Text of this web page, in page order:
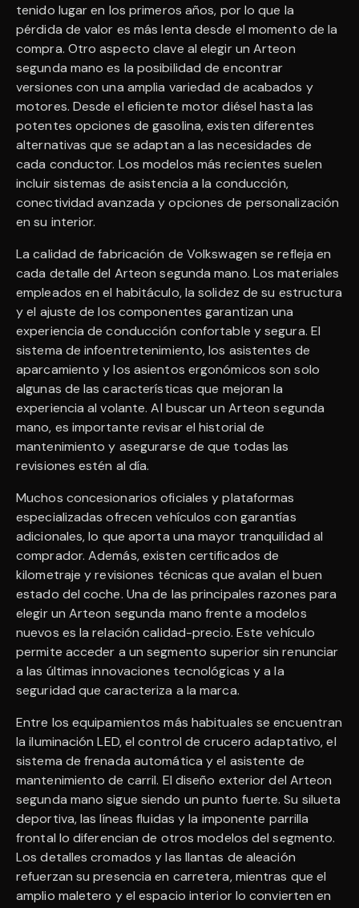
tenido lugar en los primeros años, por lo que la
pérdida de valor es más lenta desde el momento de la
compra. Otro aspecto clave al elegir un Arteon
segunda mano es la posibilidad de encontrar
versiones con una amplia variedad de acabados y
motores. Desde el eficiente motor diésel hasta las
potentes opciones de gasolina, existen diferentes
alternativas que se adaptan a las necesidades de
cada conductor. Los modelos más recientes suelen
incluir sistemas de asistencia a la conducción,
conectividad avanzada y opciones de personalización
en su interior.
La calidad de fabricación de Volkswagen se refleja en
cada detalle del Arteon segunda mano. Los materiales
empleados en el habitáculo, la solidez de su estructura
y el ajuste de los componentes garantizan una
experiencia de conducción confortable y segura. El
sistema de infoentretenimiento, los asistentes de
aparcamiento y los asientos ergonómicos son solo
algunas de las características que mejoran la
experiencia al volante. Al buscar un Arteon segunda
mano, es importante revisar el historial de
mantenimiento y asegurarse de que todas las
revisiones estén al día.
Muchos concesionarios oficiales y plataformas
especializadas ofrecen vehículos con garantías
adicionales, lo que aporta una mayor tranquilidad al
comprador. Además, existen certificados de
kilometraje y revisiones técnicas que avalan el buen
estado del coche. Una de las principales razones para
elegir un Arteon segunda mano frente a modelos
nuevos es la relación calidad-precio. Este vehículo
permite acceder a un segmento superior sin renunciar
a las últimas innovaciones tecnológicas y a la
seguridad que caracteriza a la marca.
Entre los equipamientos más habituales se encuentran
la iluminación LED, el control de crucero adaptativo, el
sistema de frenada automática y el asistente de
mantenimiento de carril. El diseño exterior del Arteon
segunda mano sigue siendo un punto fuerte. Su silueta
deportiva, las líneas fluidas y la imponente parrilla
frontal lo diferencian de otros modelos del segmento.
Los detalles cromados y las llantas de aleación
refuerzan su presencia en carretera, mientras que el
amplio maletero y el espacio interior lo convierten en